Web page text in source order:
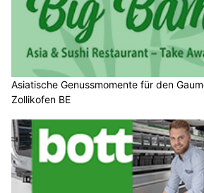
Asiatische Genussmomente für den
Zollikofen BE